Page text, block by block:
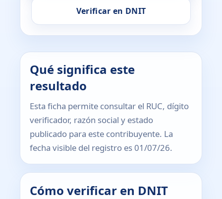
Verificar en DNIT
Qué significa este
resultado
Esta ficha permite consultar el RUC, dígito
verificador, razón social y estado
publicado para este contribuyente. La
fecha visible del registro es 01/07/26.
Cómo verificar en DNIT